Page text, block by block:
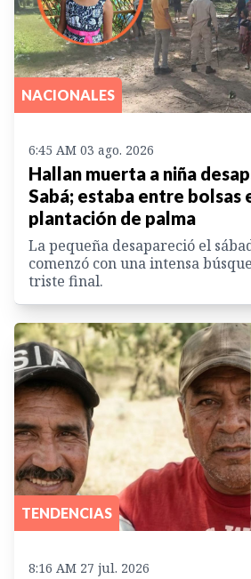
NACIONALES
6:45 AM 03 ago. 2026
Hallan muerta a niña
Sabá; estaba entre bolsas
plantación de palma
La pequeña desapareció el
comenzó con una intensa
triste final.
TENDENCIAS
8:16 AM 27 jul. 2026